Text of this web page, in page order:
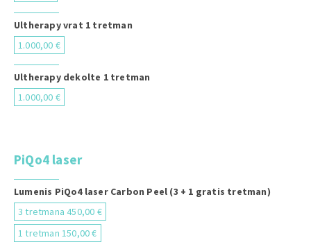
Ultherapy vrat 1 tretman
1.000,00 €
Ultherapy dekolte 1 tretman
1.000,00 €
PiQo4 laser
Lumenis PiQo4 laser Carbon Peel (3 + 1 gratis tretman)
3 tretmana 450,00 €
1 tretman 150,00 €